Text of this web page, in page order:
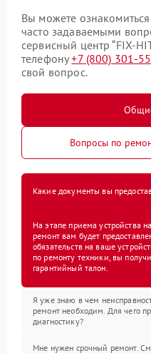
Вы можете
часто задаваемыми
сервисный центр “FIX-
телефону+7 (800) 301-
свой вопрос.
Вопросы по
Какие документы вы
На этапе приема устройства
ремонт вам будет
обязательств на ваше
по ремонту техники, вы
гарантийный талон.
Я уже знаю в чем
ремонт необходим. Для чего
диагностику?
Мне нужен срочный ремонт.